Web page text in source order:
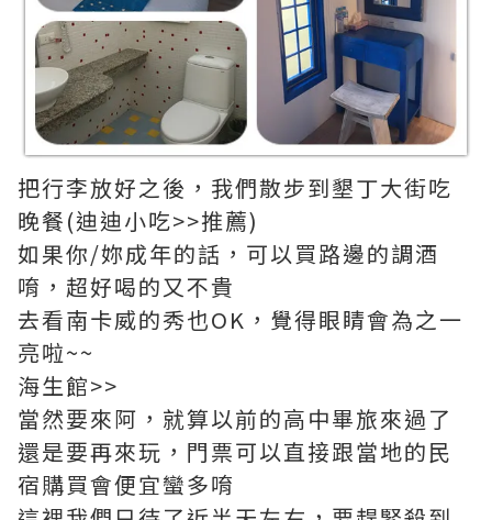
把行李放好之後，我們散步到墾丁大街吃
晚餐(迪迪小吃>>推薦)
如果你/妳成年的話，可以買路邊的調酒
唷，超好喝的又不貴
去看南卡威的秀也OK，覺得眼睛會為之一
亮啦~~
海生館>>
當然要來阿，就算以前的高中畢旅來過了
還是要再來玩，門票可以直接跟當地的民
宿購買會便宜蠻多唷